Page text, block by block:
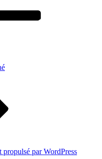
propulsé par WordPress